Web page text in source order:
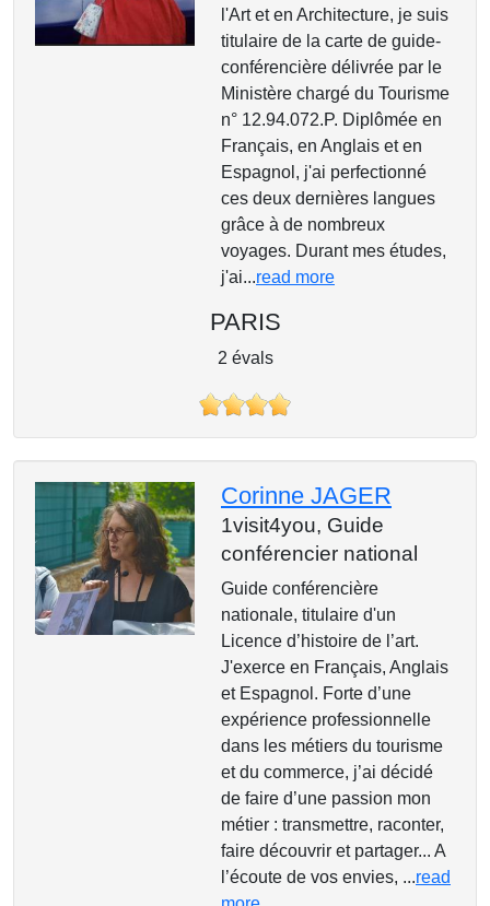
l'Art et en Architecture, je suis
titulaire de la carte de guide-
conférencière délivrée par le
Ministère chargé du Tourisme
n° 12.94.072.P. Diplômée en
Français, en Anglais et en
Espagnol, j'ai perfectionné
ces deux dernières langues
grâce à de nombreux
voyages. Durant mes études,
j'ai...read more
PARIS
2 évals
Corinne JAGER
1visit4you, Guide
conférencier national
Guide conférencière
nationale, titulaire d'un
Licence d’histoire de l’art.
J'exerce en Français, Anglais
et Espagnol. Forte d’une
expérience professionnelle
dans les métiers du tourisme
et du commerce, j’ai décidé
de faire d’une passion mon
métier : transmettre, raconter,
faire découvrir et partager... A
l’écoute de vos envies, ...read